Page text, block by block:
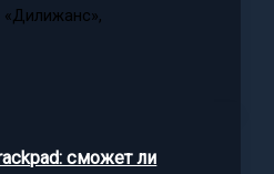
сможет ли